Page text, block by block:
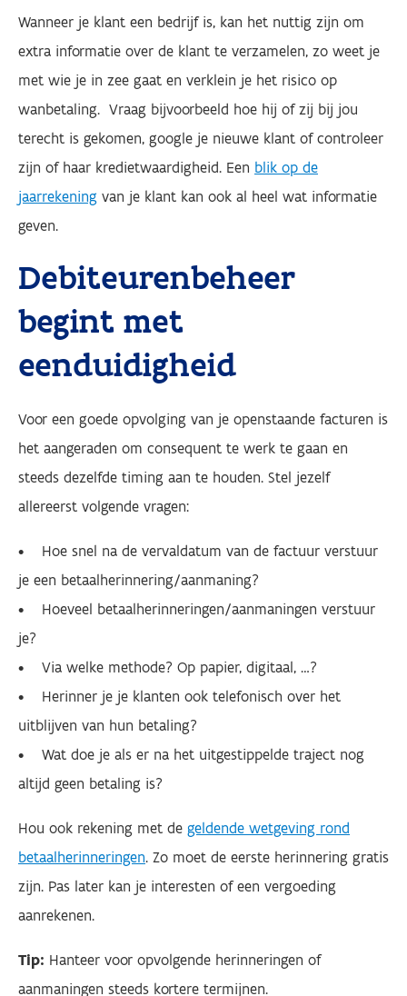
Wanneer je klant een bedrijf is, kan het nuttig zijn om
extra informatie over de klant te verzamelen, zo weet je
met wie je in zee gaat en verklein je het risico op
wanbetaling. ​ Vraag bijvoorbeeld hoe hij of zij bij jou
terecht is gekomen, google je nieuwe klant of controleer
zijn of haar kredietwaardigheid. Een blik op de
jaarrekening van je klant kan ook al heel wat informatie
geven.
Debiteurenbeheer
begint met
eenduidigheid
Voor een goede opvolging van je openstaande facturen is
het aangeraden om consequent te werk te gaan en
steeds dezelfde timing aan te houden. Stel jezelf
allereerst volgende vragen:
• Hoe snel na de vervaldatum van de factuur verstuur
je een betaalherinnering/aanmaning?
• Hoeveel betaalherinneringen/aanmaningen verstuur
je?
• Via welke methode? Op papier, digitaal, …?
• Herinner je je klanten ook telefonisch over het
uitblijven van hun betaling?
• Wat doe je als er na het uitgestippelde traject nog
altijd geen betaling is?
Hou ook rekening met de geldende wetgeving rond
betaalherinneringen. Zo moet de eerste herinnering gratis
zijn. Pas later kan je interesten of een vergoeding
aanrekenen.
Tip: Hanteer voor opvolgende herinneringen of
aanmaningen steeds kortere termijnen.